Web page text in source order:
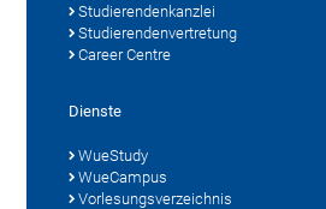
Studierendenkanzlei
Studierendenvertretung
Career Centre
Dienste
WueStudy
WueCampus
Vorlesungsverzeichnis